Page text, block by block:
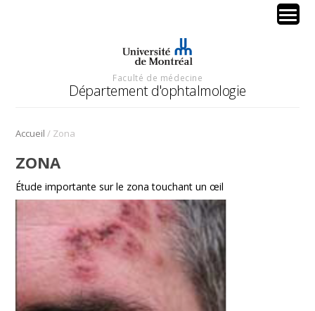
Faculté de médecine
Département d'ophtalmologie
Accueil / Zona
ZONA
Étude importante sur le zona touchant un œil